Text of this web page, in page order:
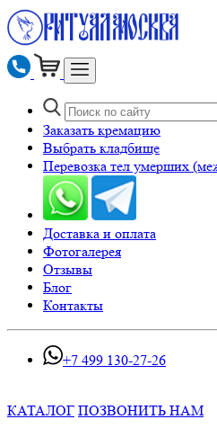
Заказать кремацию
Выбрать кладбище
Перевозка тел умерших
Доставка и оплата
Фотогалерея
Отзывы
Блог
Контакты
+7 499 130-27-26
КАТАЛОГ ПОЗВОНИТЬ НАМ